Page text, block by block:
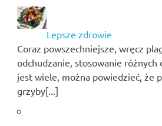
Lepsze zdrowie
Coraz powszechniejsze, wręcz
odchudzanie, stosowanie różnych
jest wiele, można powiedzieć, że
grzyby[...]